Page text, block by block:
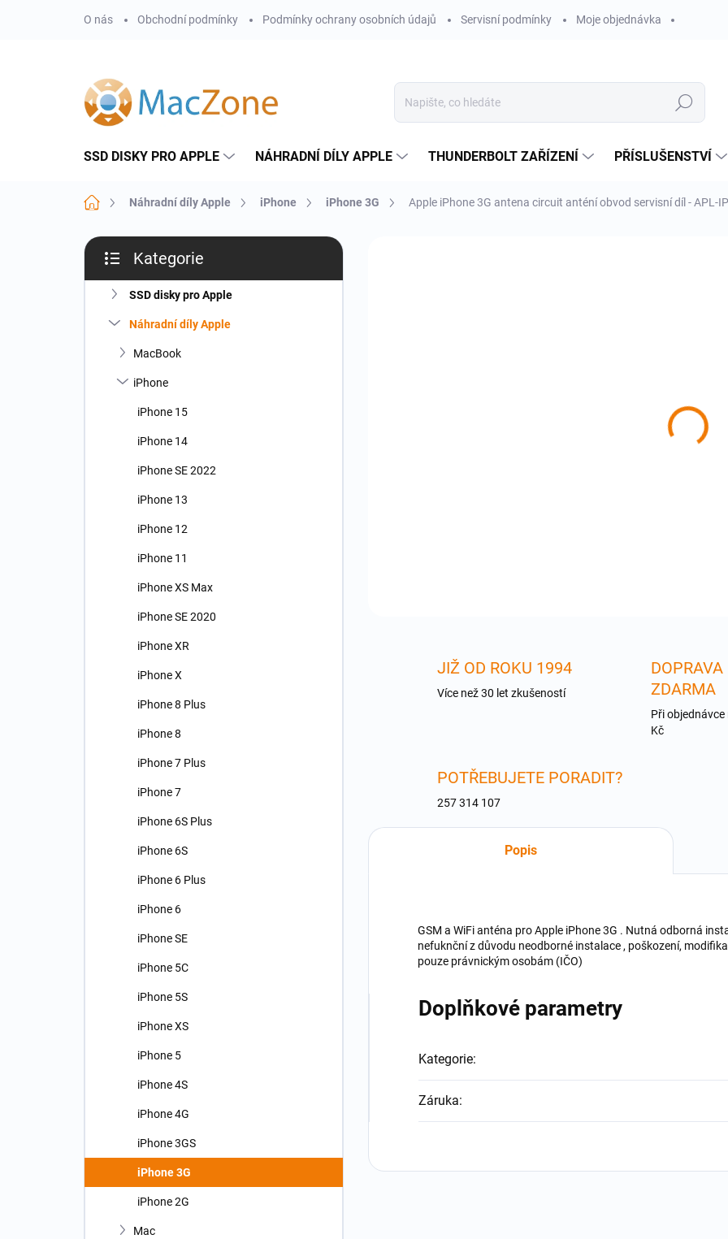
O nás Obchodní podmínky Podmínky ochrany osobních údajů Servisní podmínky Moje objednávka
Hledat
SSD DISKY PRO APPLE NÁHRADNÍ DÍLY APPLE THUNDERBOLT ZAŘÍZENÍ PŘÍSLUŠENSTVÍ
Domů Náhradní díly Apple iPhone iPhone 3G Apple iPhone 3G antena circuit anténí obvod servisní díl - APL-
P
s
kategorie
Kategorie
SSD disky pro Apple
Náhradní díly Apple
MacBook
iPhone
iPhone 15
iPhone 14
iPhone SE 2022
iPhone 13
iPhone 12
iPhone 11
iPhone XS Max
iPhone SE 2020
iPhone XR
iPhone X
iPhone 8 Plus
iPhone 8
iPhone 7 Plus
iPhone 7
iPhone 6S Plus
iPhone 6S
iPhone 6 Plus
iPhone 6
iPhone SE
iPhone 5C
iPhone 5S
iPhone XS
iPhone 5
iPhone 4S
iPhone 4G
iPhone 3GS
iPhone 3G
iPhone 2G
Mac
JIŽ OD ROKU 1994
Více než 30 let zkušeností
DOPRAVA
ZDARMA
Při
Kč
POTŘEBUJETE PORADIT?
257 314 107
Popis
GSM a WiFi anténa pro Apple iPhone 3G . Nutná odborná
nefuknční z důvodu neodborné instalace , poškození,
pouze právnickým osobám (IČO)
Doplňkové parametry
Kategorie:
Záruka: